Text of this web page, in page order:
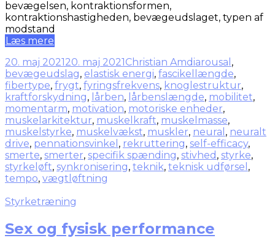
bevægelsen, kontraktionsformen,
kontraktionshastigheden, bevægeudslaget, typen af
modstand
Læs mere
20. maj 202120. maj 2021Christian Amdiarousal ,
bevægeudslag, elastisk energi, fascikellængde,
fibertype, frygt, fyringsfrekvens, knoglestruktur,
kraftforskydning, lårben, lårbenslængde, mobilitet,
momentarm, motivation, motoriske enheder,
muskelarkitektur, muskelkraft, muskelmasse,
muskelstyrke, muskelvækst, muskler, neural , neuralt
drive, pennationsvinkel , rekruttering, self-efficacy,
smerte, smerter, specifik spænding, stivhed , styrke,
styrkeløft, synkronisering, teknik, teknisk udførsel ,
tempo, vægtløftning
Styrketræning
Sex og fysisk performance